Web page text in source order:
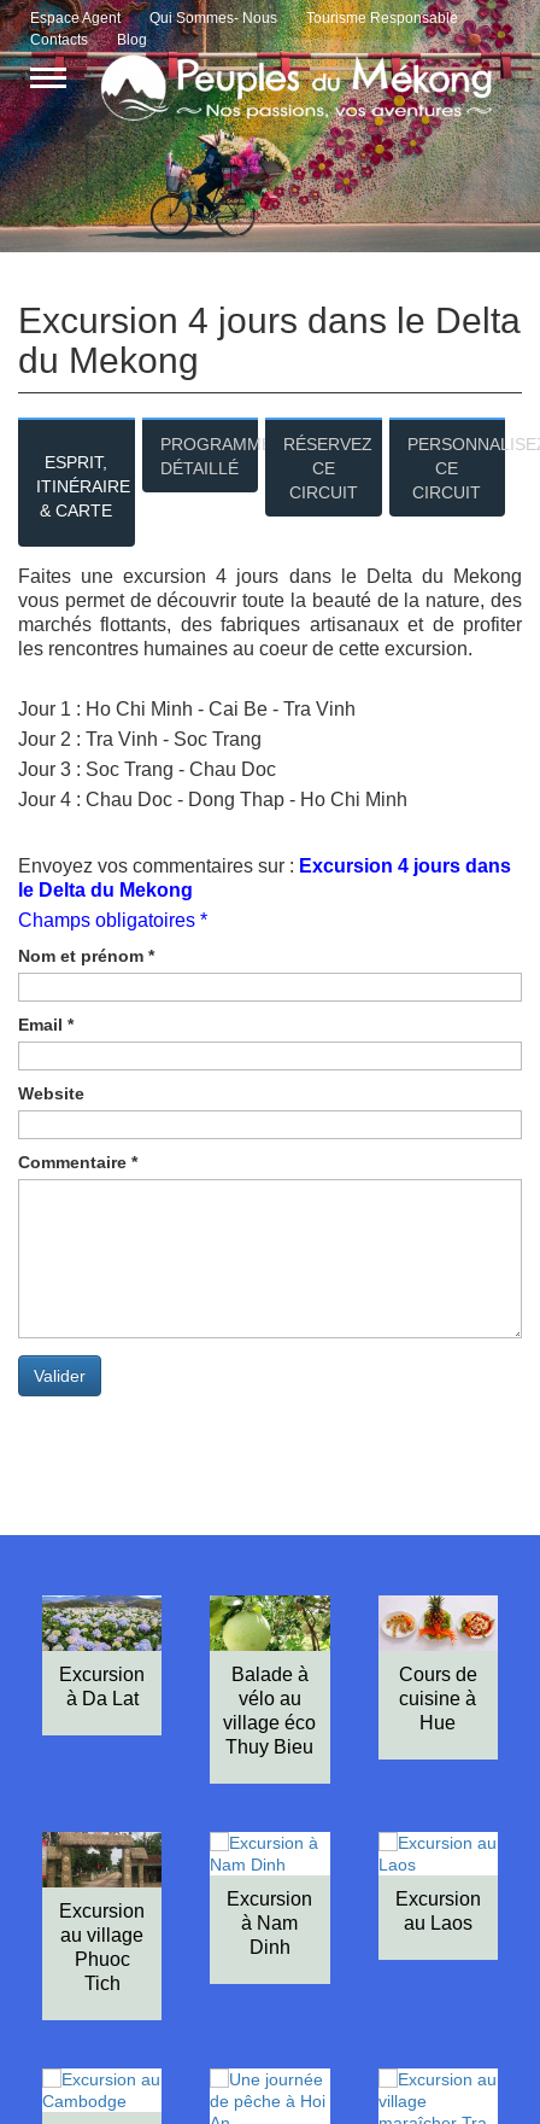
Espace Agent Qui Sommes- Nous
Tourisme Responsable
Contacts
Blog
Excursion 4 jours dans le Delta
du Mekong
ESPRIT,
ITINÉRAIRE
& CARTE
PROGRAMME
DÉTAILLÉ
RÉSERVEZ
CE
CIRCUIT
CE
CIRCUIT
Faites une excursion 4 jours dans le Delta du Mekong
vous permet de découvrir toute la beauté de la nature, des
marchés flottants, des fabriques artisanaux et de profiter
les rencontres humaines au coeur de cette excursion.
Jour 1 : Ho Chi Minh - Cai Be - Tra Vinh
Jour 2 : Tra Vinh - Soc Trang
Jour 3 : Soc Trang - Chau Doc
Jour 4 : Chau Doc - Dong Thap - Ho Chi Minh
Envoyez vos commentaires sur : Excursion 4 jours dans
le Delta du Mekong
Champs obligatoires *
Nom et prénom *
Email *
Website
Commentaire *
Valider
Excursion
à Da Lat
Balade à
vélo au
village éco
Thuy Bieu
Cours de
cuisine à
Hue
Excursion
au village
Phuoc
Tich
Excursion
à Nam
Dinh
Excursion
au Laos